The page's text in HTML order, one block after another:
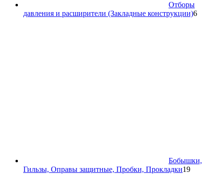
Отборы
давления и расширители (Закладные конструкции)66
Бобышки,
Гильзы, Оправы защитные, Пробки, Прокладки1919